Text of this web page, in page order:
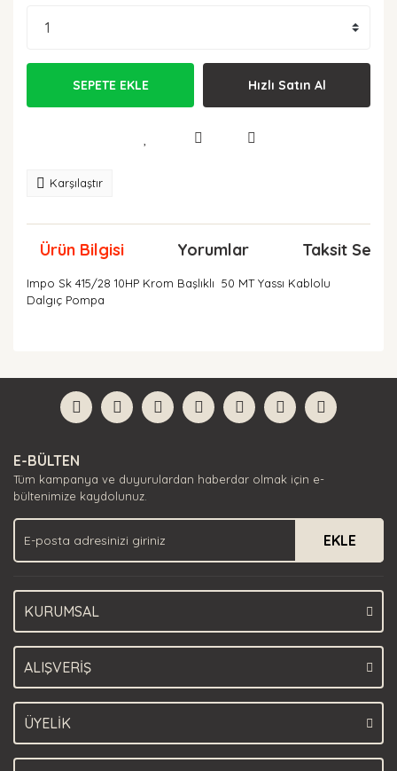
SEPETE EKLE Hızlı Satın Al
Karşılaştır
Ürün Bilgisi Yorumlar Taksit
Impo Sk 415/28 10HP Krom Başlıklı 50 MT Yassı Kablolu
Dalgıç Pompa
Yorum Yaz
formunu kullanarak tarafımıza iletebilirsiniz.
Görüş ve önerileriniz için teşekkür ederiz.
Ürün açıklamasında eksik bilgiler bulunuyor.
Ürün bilgilerinde hatalar bulunuyor.
Ürün fiyatı diğer sitelerden daha pahalı.
Bu ürüne benzer farklı alternatifler olmalı.
E-BÜLTEN
Tüm kampanya ve duyurulardan haberdar olmak için e-
bültenimize kaydolunuz.
EKLE
KURUMSAL
ALIŞVERİŞ
ÜYELİK